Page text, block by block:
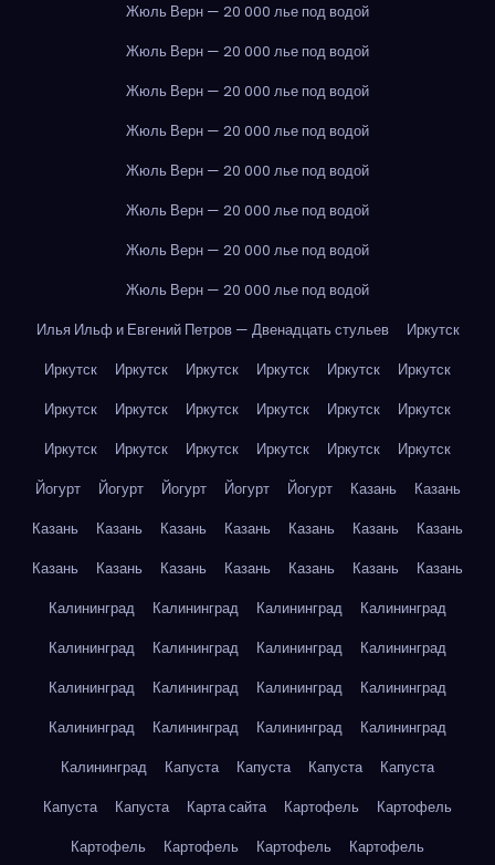
Жюль Верн — 20 000 лье под водой
Жюль Верн — 20 000 лье под водой
Жюль Верн — 20 000 лье под водой
Жюль Верн — 20 000 лье под водой
Жюль Верн — 20 000 лье под водой
Жюль Верн — 20 000 лье под водой
Жюль Верн — 20 000 лье под водой
Жюль Верн — 20 000 лье под водой
Илья Ильф и Евгений Петров — Двенадцать стульев
Иркутск
Иркутск
Иркутск Иркутск Иркутск Иркутск
Иркутск
Иркутск
Иркутск Иркутск Иркутск Иркутск
Иркутск
Иркутск
Иркутск Иркутск Иркутск Иркутск
Иркутск
Йогурт
Йогурт Йогурт Йогурт Йогурт Казань
Казань
Казань
Казань Казань Казань Казань Казань
Казань
Казань
Казань Казань Казань Казань Казань
Казань
Калининград
Калининград Калининград
Калининград
Калининград
Калининград Калининград
Калининград
Калининград
Калининград Калининград
Калининград
Калининград
Калининград Калининград
Калининград
Калининград
Капуста Капуста Капуста
Капуста
Капуста
Капуста Карта сайта Картофель
Картофель
Картофель
Картофель Картофель
Картофель